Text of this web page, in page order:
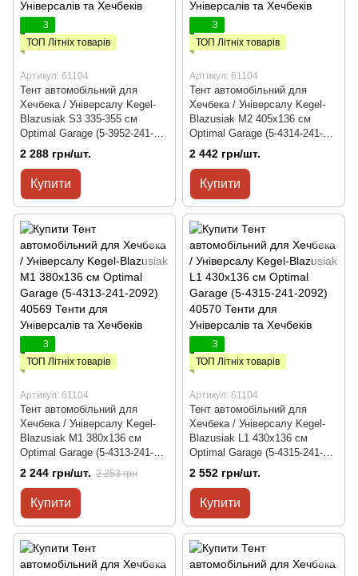
3
ТОП Літніх товарів
Артикул: 61104
Тент автомобільний для
Хечбека / Універсалу Kegel-
Blazusiak S3 335-355 см
Optimal Garage (5-3952-241-
3021)
2 288 грн/шт.
Купити
3
ТОП Літніх товарів
Артикул: 61104
Тент автомобільний для
Хечбека / Універсалу Kegel-
Blazusiak M2 405x136 см
Optimal Garage (5-4314-241-
2092)
2 442 грн/шт.
Купити
3
ТОП Літніх товарів
Артикул: 61104
Тент автомобільний для
Хечбека / Універсалу Kegel-
Blazusiak M1 380x136 см
Optimal Garage (5-4313-241-
2092)
2 244 грн/шт. 2 253 грн
Купити
3
ТОП Літніх товарів
Артикул: 61104
Тент автомобільний для
Хечбека / Універсалу Kegel-
Blazusiak L1 430x136 см
Optimal Garage (5-4315-241-
2092)
2 552 грн/шт.
Купити